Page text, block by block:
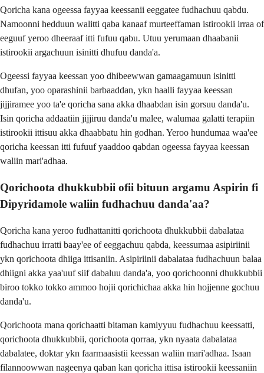
Qoricha kana ogeessa fayyaa keessanii eeggatee fudhachuu qabdu.
Namoonni hedduun walitti qaba kanaaf murteeffaman istirookii irraa of
eeguuf yeroo dheeraaf itti fufuu qabu. Utuu yerumaan dhaabanii
istirookii argachuun isinitti dhufuu danda'a.
Ogeessi fayyaa keessan yoo dhibeewwan gamaagamuun isinitti
dhufan, yoo oparashinii barbaaddan, ykn haalli fayyaa keessan
jijjiramee yoo ta'e qoricha sana akka dhaabdan isin gorsuu danda'u.
Isin qoricha addaatiin jijjiruu danda'u malee, walumaa galatti terapiin
istirookii ittisuu akka dhaabbatu hin godhan. Yeroo hundumaa waa'ee
qoricha keessan itti fufuuf yaaddoo qabdan ogeessa fayyaa keessan
waliin mari'adhaa.
Qorichoota dhukkubbii ofii bituun argamu Aspirin fi
Dipyridamole waliin fudhachuu danda'aa?
Qoricha kana yeroo fudhattanitti qorichoota dhukkubbii dabalataa
fudhachuu irratti baay'ee of eeggachuu qabda, keessumaa asipiriinii
ykn qorichoota dhiiga ittisaniin. Asipiriinii dabalataa fudhachuun balaa
dhiigni akka yaa'uuf siif dabaluu danda'a, yoo qorichoonni dhukkubbii
biroo tokko tokko ammoo hojii qorichichaa akka hin hojjenne gochuu
danda'u.
Qorichoota mana qorichaatti bitaman kamiyyuu fudhachuu keessatti,
qorichoota dhukkubbii, qorichoota qorraa, ykn nyaata dabalataa
dabalatee, doktar ykn faarmaasistii keessan waliin mari'adhaa. Isaan
filannoowwan nageenya qaban kan qoricha ittisa istirookii keessaniin